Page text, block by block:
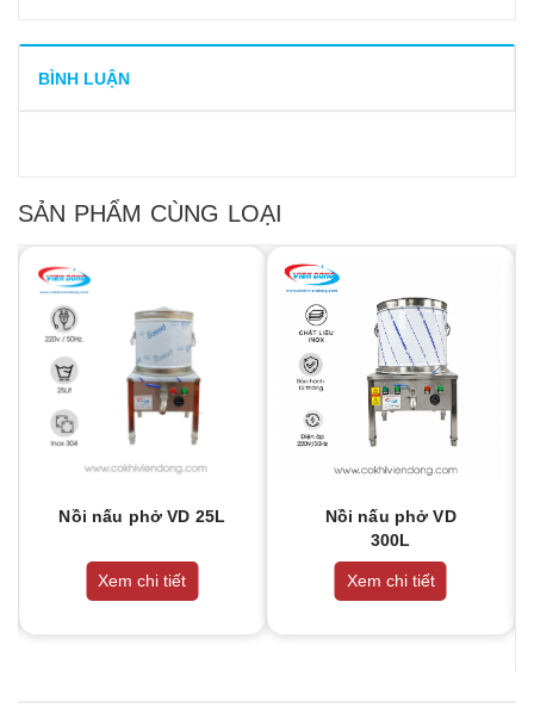
BÌNH LUẬN
SẢN PHẨM CÙNG LOẠI
Nồi nấu phở VD 25L
Xem chi tiết
Nồi nấu phở VD
300L
Xem chi tiết